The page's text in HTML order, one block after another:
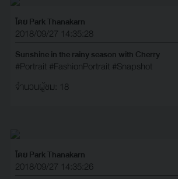
โดย Park Thanakarn
2018/09/27 14:35:28
Sunshine in the rainy season with Cherry
#Portrait #FashionPortrait #Snapshot
จำนวนผู้ชม: 18
โดย Park Thanakarn
2018/09/27 14:35:26